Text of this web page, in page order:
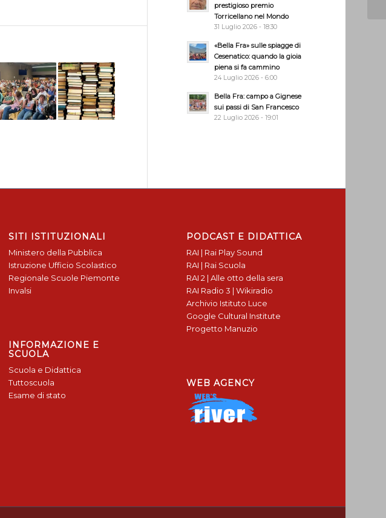
prestigioso premio
Torricellano nel Mondo
31 Luglio 2026 - 18:30
«Bella Fra» sulle spiagge di
Cesenatico: quando la gioia
piena si fa cammino
24 Luglio 2026 - 6:00
Bella Fra: campo a Gignese
sui passi di San Francesco
22 Luglio 2026 - 19:01
SITI ISTITUZIONALI
Ministero della Pubblica
Istruzione Ufficio Scolastico
Regionale Scuole Piemonte
Invalsi
INFORMAZIONE E
SCUOLA
Scuola e Didattica
Tuttoscuola
Esame di stato
PODCAST E DIDATTICA
RAI | Rai Play Sound
RAI | Rai Scuola
RAI 2 | Alle otto della sera
RAI Radio 3 | Wikiradio
Archivio Istituto Luce
Google Cultural Institute
Progetto Manuzio
WEB AGENCY